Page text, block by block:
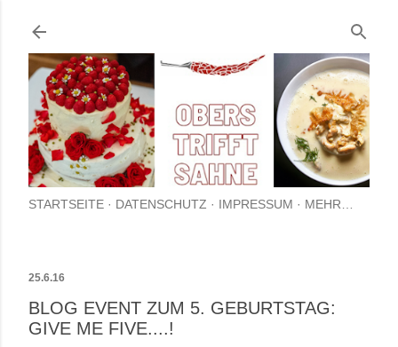
Direkt zum
STARTSEITE DATENSCHUTZ IMPRESSUM MEHR…
25.6.16
BLOG EVENT ZUM 5. GEBURTSTAG:
GIVE ME FIVE....!